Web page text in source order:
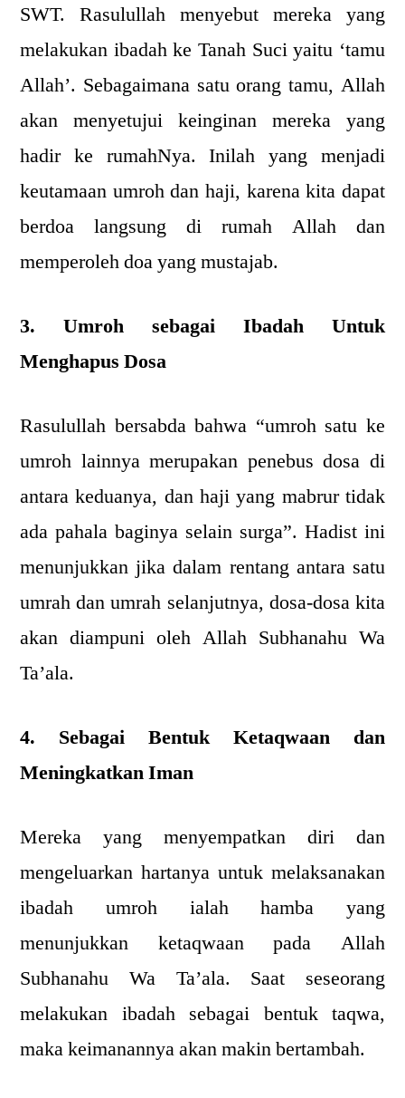
SWT. Rasulullah menyebut mereka yang
melakukan ibadah ke Tanah Suci yaitu ‘tamu
Allah’. Sebagaimana satu orang tamu, Allah
akan menyetujui keinginan mereka yang
hadir ke rumahNya. Inilah yang menjadi
keutamaan umroh dan haji, karena kita dapat
berdoa langsung di rumah Allah dan
memperoleh doa yang mustajab.
3. Umroh sebagai Ibadah Untuk
Menghapus Dosa
Rasulullah bersabda bahwa “umroh satu ke
umroh lainnya merupakan penebus dosa di
antara keduanya, dan haji yang mabrur tidak
ada pahala baginya selain surga”. Hadist ini
menunjukkan jika dalam rentang antara satu
umrah dan umrah selanjutnya, dosa-dosa kita
akan diampuni oleh Allah Subhanahu Wa
Ta’ala.
4. Sebagai Bentuk Ketaqwaan dan
Meningkatkan Iman
Mereka yang menyempatkan diri dan
mengeluarkan hartanya untuk melaksanakan
ibadah umroh ialah hamba yang
menunjukkan ketaqwaan pada Allah
Subhanahu Wa Ta’ala. Saat seseorang
melakukan ibadah sebagai bentuk taqwa,
maka keimanannya akan makin bertambah.